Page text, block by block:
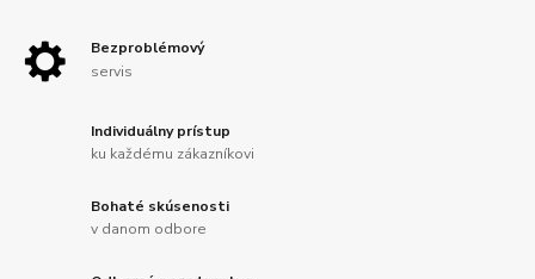
Bezproblémový
servis
Individuálny prístup
ku každému zákazníkovi
Bohaté skúsenosti
v danom odbore